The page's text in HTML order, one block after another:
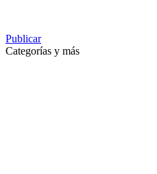
Publicar
Categorías y más